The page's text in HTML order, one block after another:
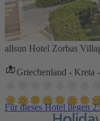
allsun Hotel Zorbas
Griechenland - Kreta
Für dieses Hotel liegen